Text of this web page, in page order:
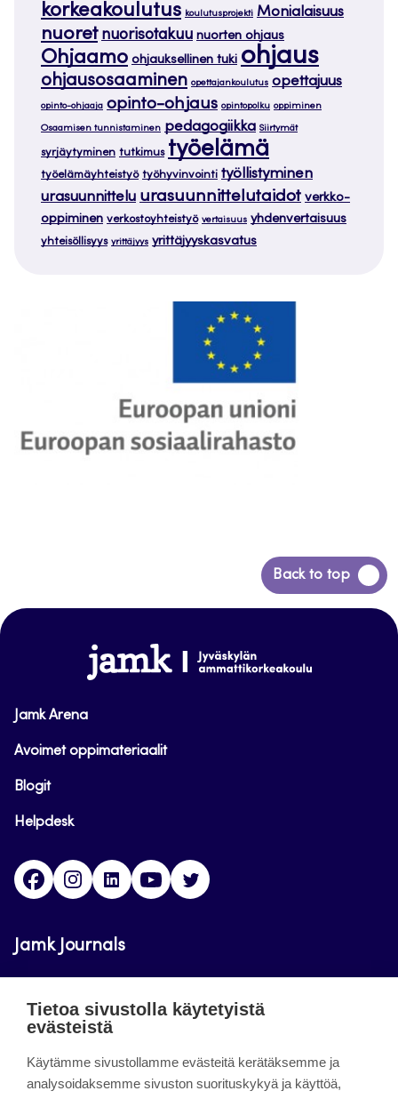
korkeakoulutus koulutusprojekti Monialaisuus
nuoret nuorisotakuu nuorten ohjaus
Ohjaamo ohjauksellinen tuki ohjaus
ohjausosaaminen opettajankoulutus opettajuus
opinto-ohjaaja opinto-ohjaus opintopolku oppiminen
Osaamisen tunnistaminen pedagogiikka Siirtymät
syrjäytyminen tutkimus työelämä
työelämäyhteistyö työhyvinvointi työllistyminen
urasuunnittelu urasuunnittelutaidot verkko-
oppiminen verkostoyhteistyö vertaisuus yhdenvertaisuus
yhteisöllisyys yrittäjyys yrittäjyyskasvatus
Back to top
Siirry
takaisin
www.jamk.fi
Jamk Arena
Avoimet oppimateriaalit
Blogit
Helpdesk
FacebookInstagram
LinkedInYoutube
Jamk Journals
luettavissa. Verkkolehtien tarkoituksena on tukea
innovaatiotoimintaa.
Tietoa sivustolla käytetyistä
evästeistä
Käytämme sivustollamme evästeitä kerätäksemme ja
analysoidaksemme sivuston suorituskykyä ja käyttöä,